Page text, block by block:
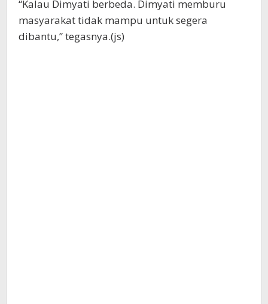
“Kalau Dimyati berbeda. Dimyati memburu
masyarakat tidak mampu untuk segera
dibantu,” tegasnya.(js)